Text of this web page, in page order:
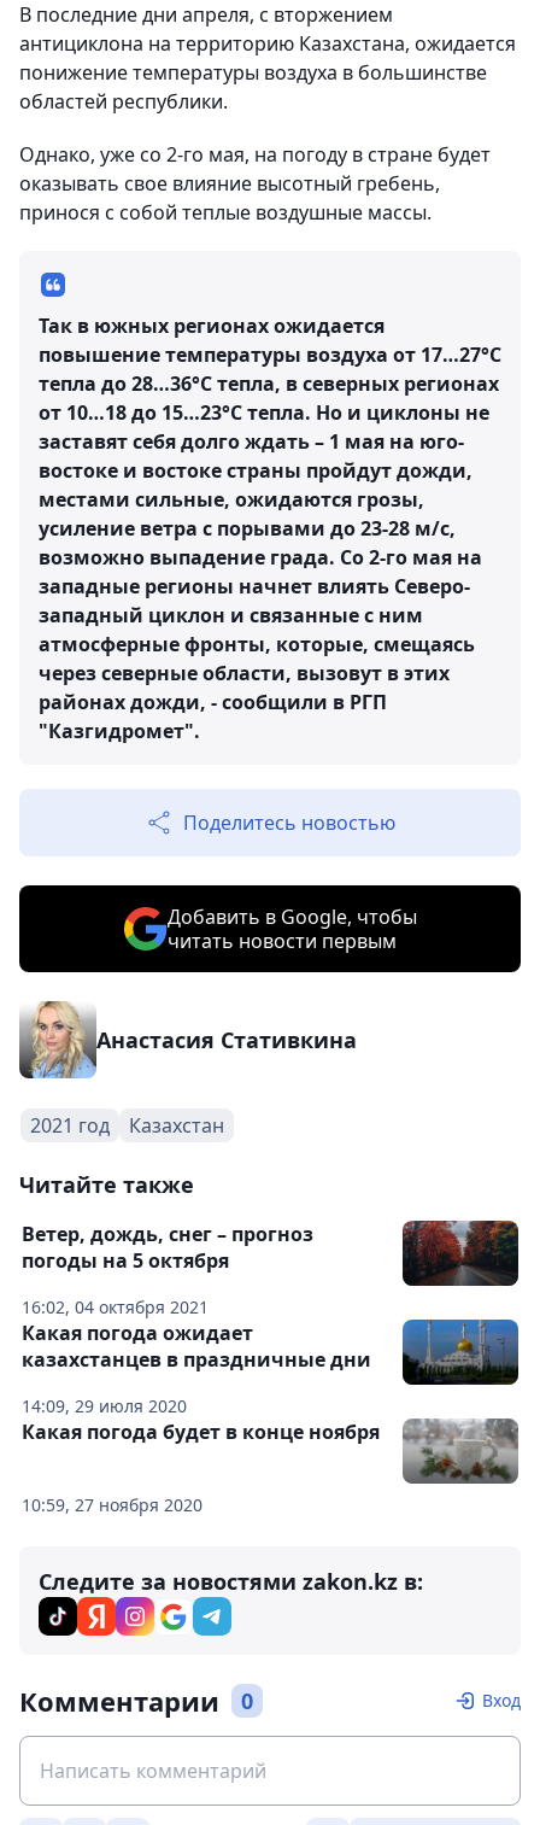
В последние дни апреля, с вторжением
антициклона на территорию Казахстана, ожидается
понижение температуры воздуха в большинстве
областей республики.
Однако, уже со 2-го мая, на погоду в стране будет
оказывать свое влияние высотный гребень,
принося с собой теплые воздушные массы.
Так в южных регионах ожидается
повышение температуры воздуха от 17…27°С
тепла до 28…36°С тепла, в северных регионах
от 10…18 до 15…23°С тепла. Но и циклоны не
заставят себя долго ждать – 1 мая на юго-
востоке и востоке страны пройдут дожди,
местами сильные, ожидаются грозы,
усиление ветра с порывами до 23-28 м/с,
возможно выпадение града. Со 2-го мая на
западные регионы начнет влиять Северо-
западный циклон и связанные с ним
атмосферные фронты, которые, смещаясь
через северные области, вызовут в этих
районах дожди, - сообщили в РГП
"Казгидромет".
Поделитесь новостью
Добавить в Google, чтобы
читать новости первым
Анастасия Стативкина
2021 год Казахстан
Читайте также
16:02, 04 октября 2021
Ветер, дождь, снег – прогноз
погоды на 5 октября
14:09, 29 июля 2020
Какая погода ожидает
казахстанцев в праздничные дни
10:59, 27 ноября 2020
Какая погода будет в конце ноября
Следите за новостями zakon.kz в:
Комментарии 0 Вход